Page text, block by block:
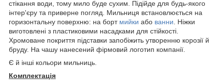
стікання води, тому мило буде сухим. Підійде для будь-якого
інтер'єру та приверне погляд. Мильниця встановлюється на
горизонтальну поверхню: на борт мийки або ванни . Ніжки
виготовлені з пластиковими насадками для стійкості.
Хромоване покриття підставки запобіжить утворенню корозії й
бруду. На чашу нанесений фірмовий логотип компанії.
Є й інші кольори мильниць.
Комплектація